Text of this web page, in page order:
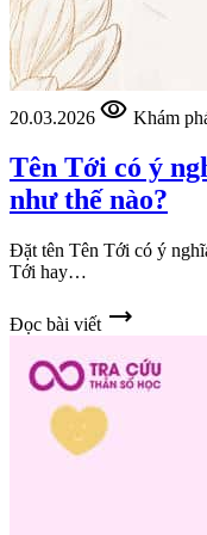
20.03.2026 visibility Khám
Tên Tới có ý
như thế nào?
Đặt tên Tên Tới có ý
Tới hay…
Đọc bài viết trending_flat